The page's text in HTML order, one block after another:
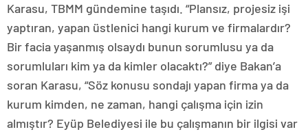
Karasu, TBMM gündemine taşıdı. “Plansız, projesiz işi
yaptıran, yapan üstlenici hangi kurum ve firmalardır?
Bir facia yaşanmış olsaydı bunun sorumlusu ya da
sorumluları kim ya da kimler olacaktı?” diye Bakan’a
soran Karasu, “Söz konusu sondajı yapan firma ya da
kurum kimden, ne zaman, hangi çalışma için izin
almıştır? Eyüp Belediyesi ile bu çalışmanın bir ilgisi var